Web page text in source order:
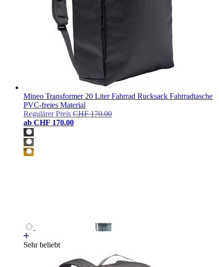
Mineo Transformer 20 Liter Fahrrad Rucksack Fahrradtasche
PVC-freies Material
Regulärer Preis CHF 170.00
ab CHF 170.00
Sehr beliebt